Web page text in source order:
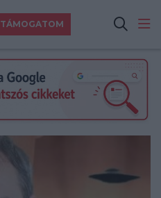
TÁMOGATOM